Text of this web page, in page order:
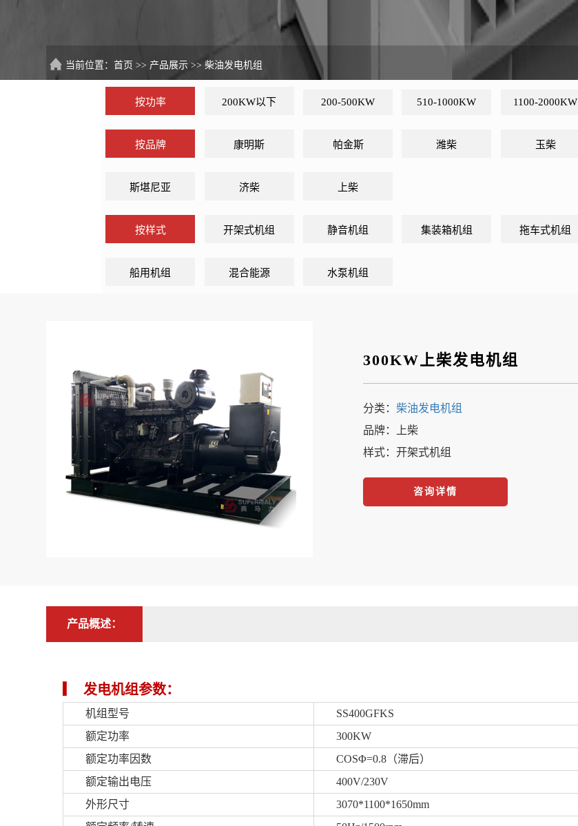
当前位置：首页 >> 产品展示 >>柴油发电机组
按功率 200KW以下 200-500KW 510-1000KW 1100-2000KW
按品牌 康明斯 帕金斯 潍柴 玉柴
斯堪尼亚 济柴 上柴
按样式 开架式机组 静音机组 集装箱机组 拖车式机组
船用机组 混合能源 水泵机组
300KW上柴发电机组
分类： 柴油发电机组
品牌：上柴
样式：开架式机组
咨询详情
产品概述：
▎发电机组参数：
机组型号
SS400GFKS
额定功率
300KW
额定功率因数
COSΦ=0.8（滞后）
额定输出电压
400V/230V
外形尺寸
3070*1100*1650mm